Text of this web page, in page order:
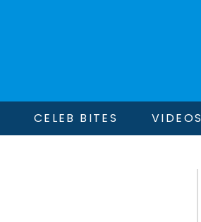
CELEB BITES VIDEOS